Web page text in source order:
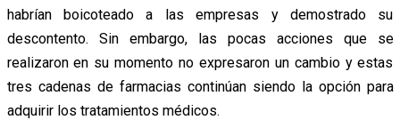
habrían boicoteado a las empresas y demostrado su
descontento. Sin embargo, las pocas acciones que se
realizaron en su momento no expresaron un cambio y estas
tres cadenas de farmacias continúan siendo la opción para
adquirir los tratamientos médicos.